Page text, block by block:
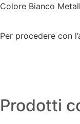
Colore Bianco
Per procedere con
Prodotti